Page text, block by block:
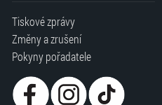
Tiskové zprávy
Změny a zrušení
Pokyny pořadatele